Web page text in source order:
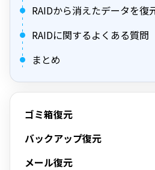
RAIDから消えたデータを復
RAIDに関するよくある質問
まとめ
ゴミ箱復元
バックアップ復元
メール復元